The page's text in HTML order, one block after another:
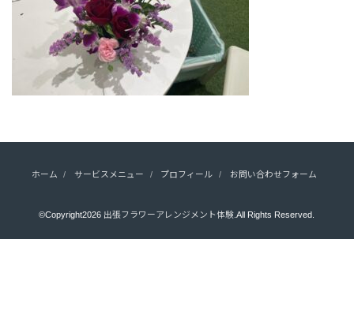
ホーム サービスメニュー プロフィール お問い合わせフォーム
©Copyright2026 出張フラワーアレンジメント体験 .All Rights Reserved.